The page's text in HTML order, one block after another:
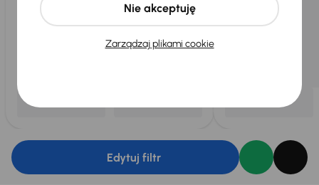
Edytuj filtr
Zarządzaj plikami cookie
Nie akceptuję